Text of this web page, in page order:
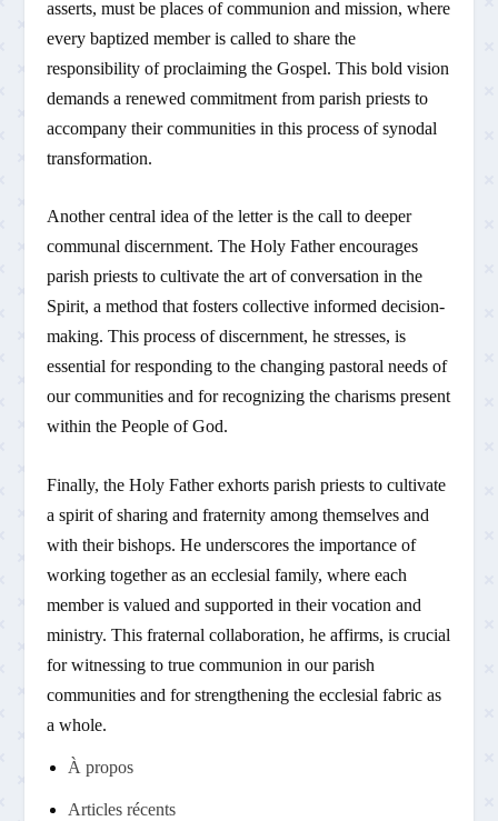
asserts, must be places of communion and mission, where
every baptized member is called to share the
responsibility of proclaiming the Gospel. This bold vision
demands a renewed commitment from parish priests to
accompany their communities in this process of synodal
transformation.
Another central idea of the letter is the call to deeper
communal discernment. The Holy Father encourages
parish priests to cultivate the art of conversation in the
Spirit, a method that fosters collective informed decision-
making. This process of discernment, he stresses, is
essential for responding to the changing pastoral needs of
our communities and for recognizing the charisms present
within the People of God.
Finally, the Holy Father exhorts parish priests to cultivate
a spirit of sharing and fraternity among themselves and
with their bishops. He underscores the importance of
working together as an ecclesial family, where each
member is valued and supported in their vocation and
ministry. This fraternal collaboration, he affirms, is crucial
for witnessing to true communion in our parish
communities and for strengthening the ecclesial fabric as
a whole.
À propos
Articles récents